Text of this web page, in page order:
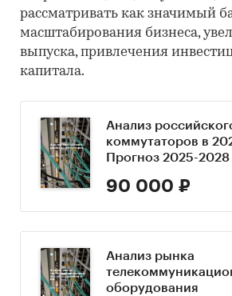
рассматривать как значимый
масштабирования бизнеса,
выпуска, привлечения
капитала.
Анализ
коммутаторов в
Прогноз 2025-2028
90 000 ₽
Анализ рынка
оборудования